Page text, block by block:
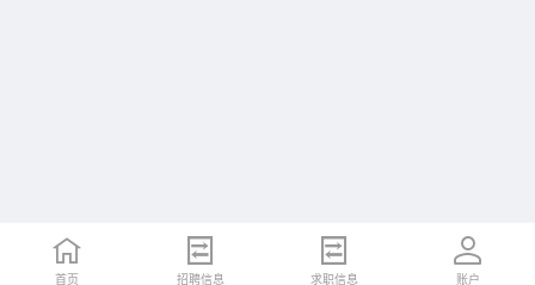
首页 招聘信息 求职信息 账户